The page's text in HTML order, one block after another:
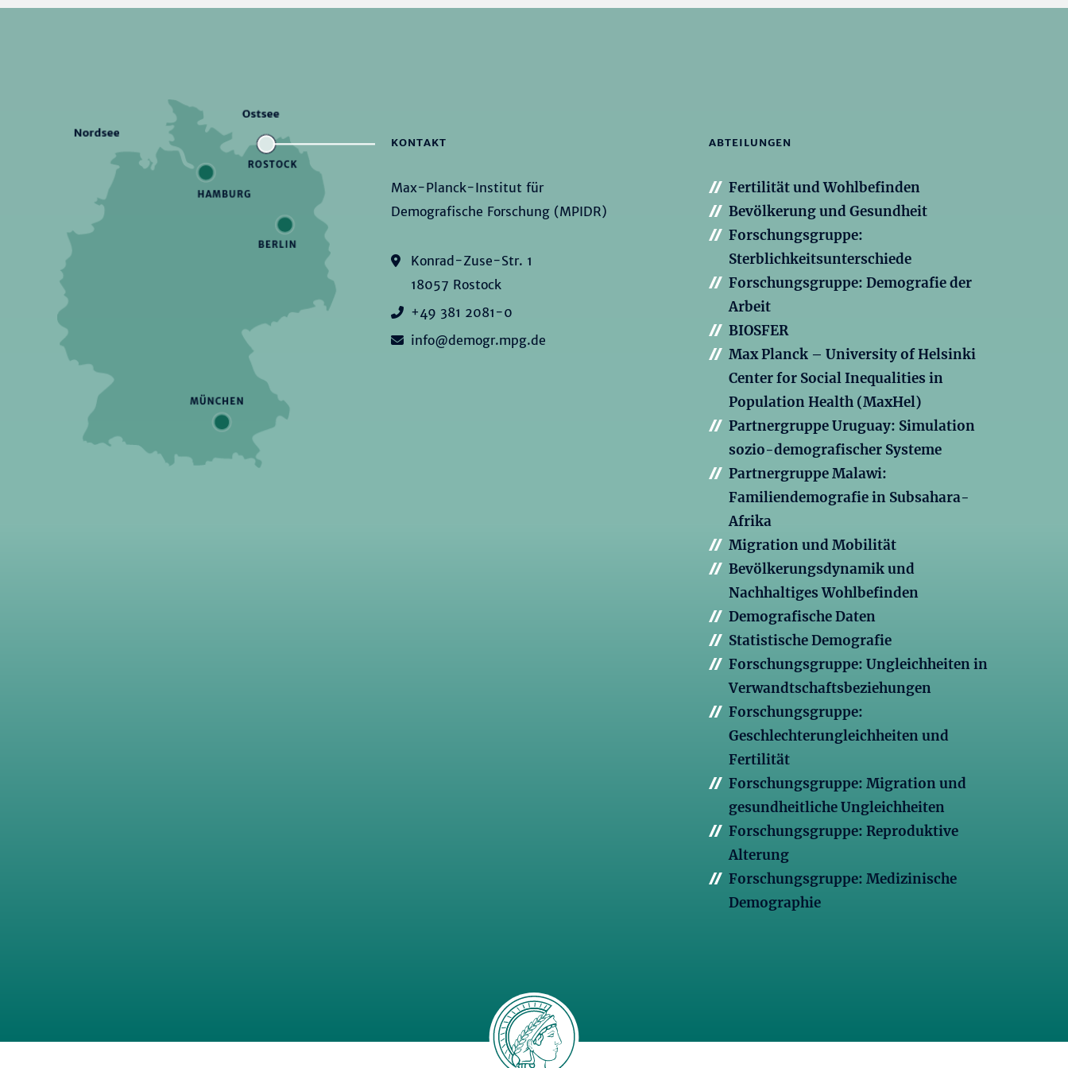
KONTAKT
Max-Planck-Institut für
Demografische Forschung (MPIDR)
Konrad-Zuse-Str. 1
18057 Rostock
+49 381 2081-0
info@demogr.mpg.de
ABTEILUNGEN
Fertilität und Wohlbefinden
Bevölkerung und Gesundheit
Forschungsgruppe:
Sterblichkeitsunterschiede
Forschungsgruppe: Demografie der
Arbeit
BIOSFER
Max Planck – University of Helsinki
Center for Social Inequalities in
Population Health (MaxHel)
Partnergruppe Uruguay: Simulation
sozio-demografischer Systeme
Partnergruppe Malawi:
Familiendemografie in Subsahara-
Afrika
Migration und Mobilität
Bevölkerungsdynamik und
Nachhaltiges Wohlbefinden
Demografische Daten
Statistische Demografie
Forschungsgruppe: Ungleichheiten in
Verwandtschaftsbeziehungen
Forschungsgruppe:
Geschlechterungleichheiten und
Fertilität
Forschungsgruppe: Migration und
gesundheitliche Ungleichheiten
Forschungsgruppe: Reproduktive
Alterung
Forschungsgruppe: Medizinische
Demographie